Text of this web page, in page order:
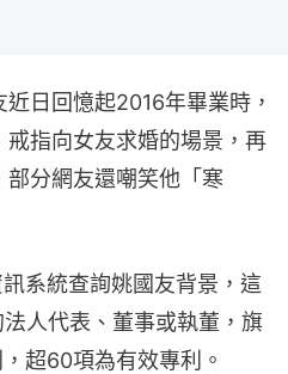
日回憶起2016年畢業時，
指向女友求婚的場景，再
分網友還嘲笑他「寒
系統查詢姚國友背景，這
人代表、董事或執董，旗
超60項為有效專利。